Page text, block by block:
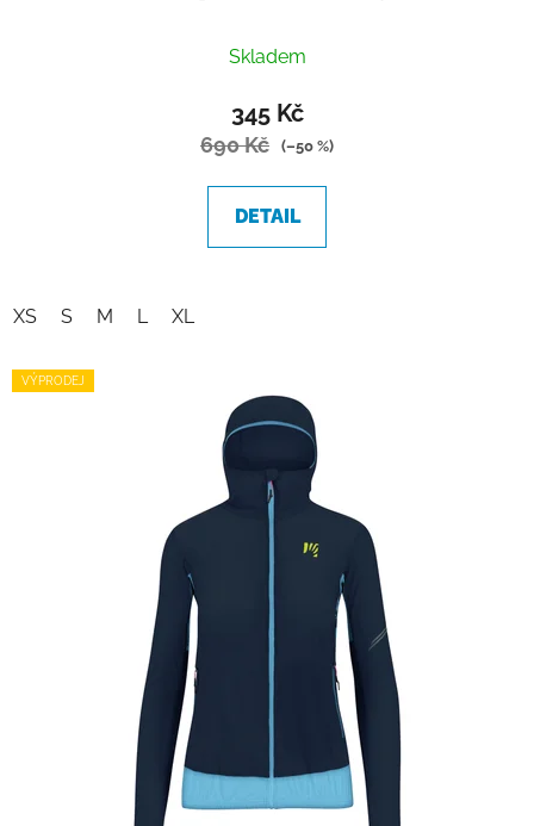
hodnocení
produktu
je
5
Skladem
345 Kč
690 Kč (–50 %)
DETAIL
XS S M L XL
VÝPRODEJ